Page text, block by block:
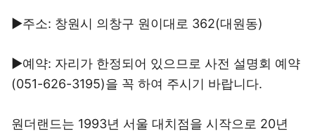
▶주소: 창원시 의창구 원이대로 362(대원동)
▶예약: 자리가 한정되어 있으므로 사전 설명회 예약
(051-626-3195)을 꼭 하여 주시기 바랍니다.
원더랜드는 1993년 서울 대치점을 시작으로 20년